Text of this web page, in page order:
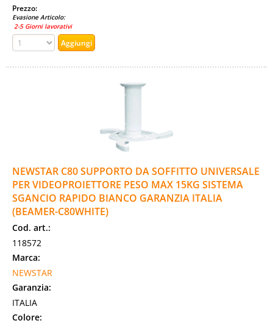
Prezzo:
Evasione Articolo:
2-5 Giorni lavorativi
NEWSTAR C80 SUPPORTO DA SOFFITTO UNIVERSALE
PER VIDEOPROIETTORE PESO MAX 15KG SISTEMA
SGANCIO RAPIDO BIANCO GARANZIA ITALIA
(BEAMER-C80WHITE)
Cod. art.:
118572
Marca:
NEWSTAR
Garanzia:
ITALIA
Colore: